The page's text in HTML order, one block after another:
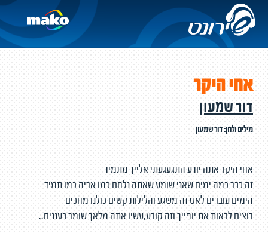
אחי היקר
דור שמעון
מילים ולחן:דור שמעון
אחי היקר אתה יודע התגעגעתי אלייך מתמיד
זה כבר כמה ימים שאני שומע שאתה נלחם כמו אריה כמו תמיד
הימים עוברים לאט זה משגע והלילות קשים כולנו מחכים
רוצים לראות את יופייך וזה קורע,עשיו אתה מלאך שומר בעננים..